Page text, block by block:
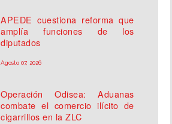
APEDE cuestiona reforma que
amplía funciones de los
diputados
Agosto 07, 2026
Operación Odisea: Aduanas
combate el comercio ilícito de
cigarrillos en la ZLC